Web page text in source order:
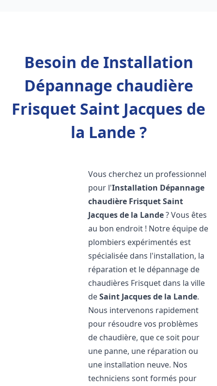
Besoin de Installation
Dépannage chaudière
Frisquet Saint Jacques de
la Lande ?
Vous cherchez un professionnel
pour l'Installation Dépannage
chaudière FrisquetSaint
Jacques de la Lande? Vous êtes
au bon endroit ! Notre équipe de
plombiers expérimentés est
spécialisée dans l'installation, la
réparation et le dépannage de
chaudières Frisquet dans la ville
deSaint Jacques de la Lande.
Nous intervenons rapidement
pour résoudre vos problèmes
de chaudière, que ce soit pour
une panne, une réparation ou
une installation neuve. Nos
techniciens sont formés pour